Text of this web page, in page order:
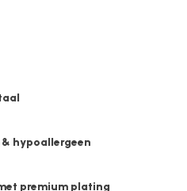
hypoallergeen
premium plating